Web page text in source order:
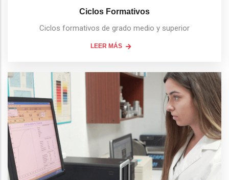
Ciclos Formativos
Ciclos formativos de grado medio y superior
LEER MÁS